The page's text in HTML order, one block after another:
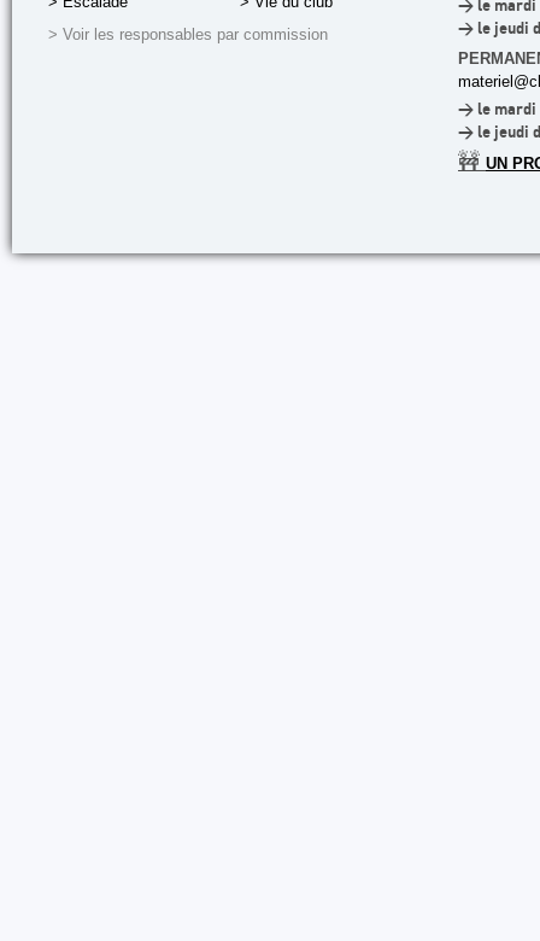
> Voir les responsables par commission
> le mardi
> le jeudi
> le mardi
> le jeudi
🚧 UN